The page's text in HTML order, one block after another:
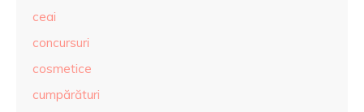
ceai
concursuri
cosmetice
cumpărături